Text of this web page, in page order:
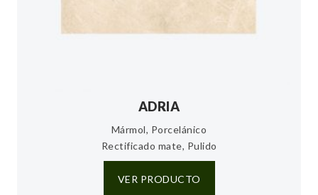
ADRIA
Mármol, Porcelánico
Rectificado mate, Pulido
VER PRODUCTO